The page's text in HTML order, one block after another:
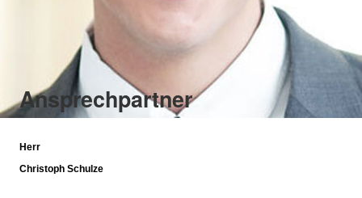
Ansprechpartner
Herr
Christoph Schulze